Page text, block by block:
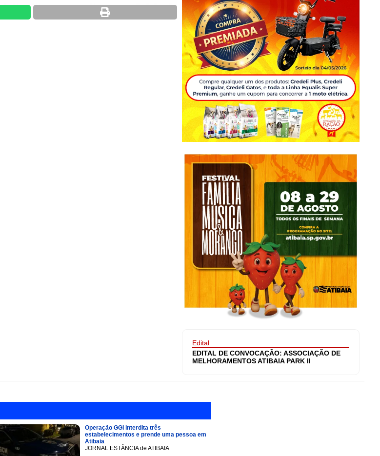
Edital
EDITAL DE CONVOCAÇÃO: ASSOCIAÇÃO DE
MELHORAMENTOS ATIBAIA PARK II
Operação GGI interdita três
estabelecimentos e prende uma pessoa em
Atibaia
JORNAL ESTÂNCIA de ATIBAIA